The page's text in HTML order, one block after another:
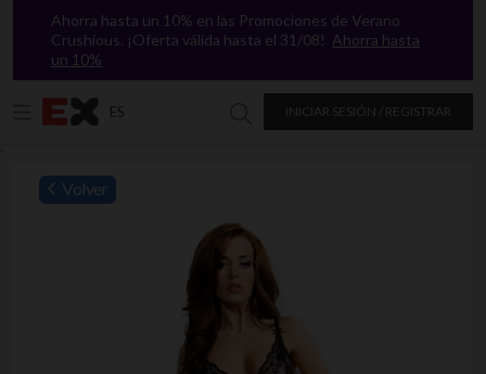
`
Ahorra hasta un 10% en las Promociones de Verano
Crushious. ¡Oferta válida hasta el 31/08! Ahorra hasta
un 10%
ES INICIAR SESIÓN / REGISTRAR
Buscar en Excitasy
Volver